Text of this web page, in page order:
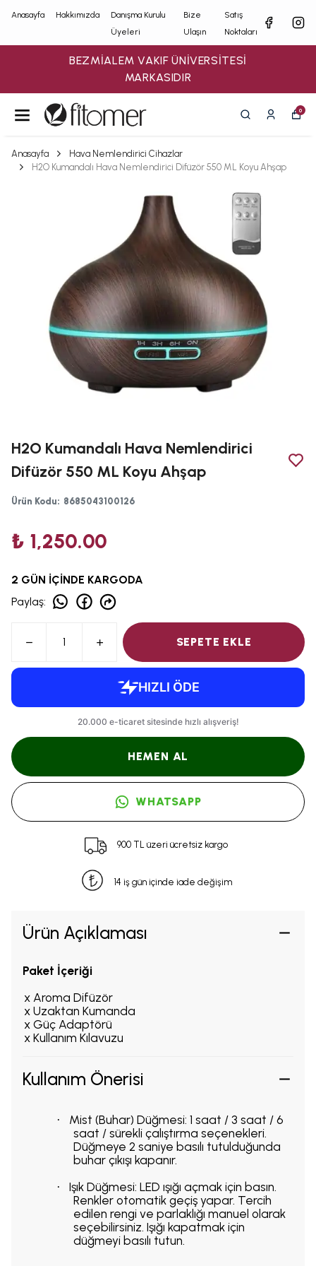
Anasayfa Hakkımızda
Danışma Kurulu
Üyeleri
Bize
Ulaşın
Satış
Noktaları
BEZMİALEM VAKIF ÜNİVERSİTESİ
MARKASIDIR
0
Anasayfa
Hava Nemlendirici Cihazlar
H2O Kumandalı Hava Nemlendirici Difüzör 550 ML Koyu Ahşap
H2O Kumandalı Hava Nemlendirici
Difüzör 550 ML Koyu Ahşap
Ürün Kodu: 8685043100126
₺ 1,250.00
2 GÜN İÇİNDE KARGODA
Paylaş:
SEPETE EKLE
HEMEN AL
WHATSAPP
900 TL üzeri ücretsiz kargo
14 iş gün içinde iade değişim
Ürün Açıklaması
Paket İçeriği
1 x Aroma Difüzör
1 x Uzaktan Kumanda
1 x Güç Adaptörü
1 x Kullanım Kılavuzu
Kullanım Önerisi
·
Mist (Buhar) Düğmesi: 1 saat / 3 saat / 6
saat / sürekli çalıştırma seçenekleri.
Düğmeye 2 saniye basılı tutulduğunda
buhar çıkışı kapanır.
·
Işık Düğmesi: LED ışığı açmak için basın.
Renkler otomatik geçiş yapar. Tercih
edilen rengi ve parlaklığı manuel olarak
seçebilirsiniz. Işığı kapatmak için
düğmeyi basılı tutun.